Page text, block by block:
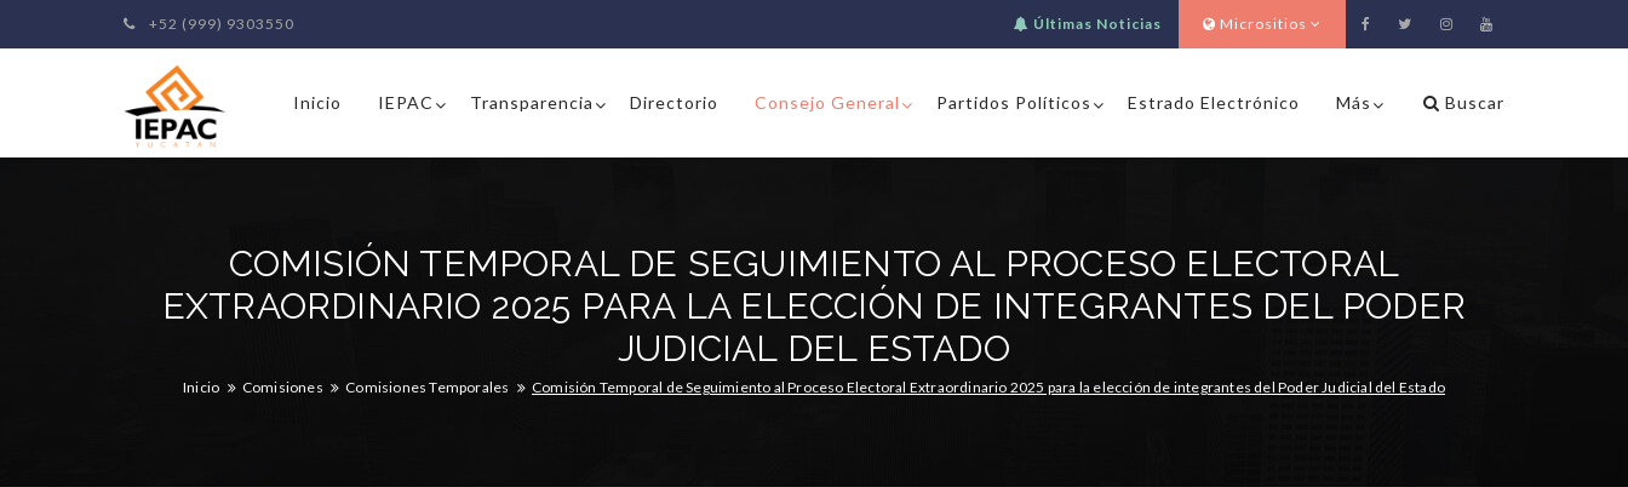
+52 (999) 9303550 Últimas Noticias Micrositios
Inicio IEPAC Transparencia Directorio Consejo General Partidos Políticos Estrado Electrónico Más Buscar
COMISIÓN TEMPORAL DE SEGUIMIENTO AL PROCESO ELECTORAL
EXTRAORDINARIO 2025 PARA LA ELECCIÓN DE INTEGRANTES DEL PODER
JUDICIAL DEL ESTADO
Inicio Comisiones Comisiones Temporales Comisión Temporal de Seguimiento al Proceso Electoral Extraordinario 2025 para la elección de integrantes del Poder Judicial del Estado